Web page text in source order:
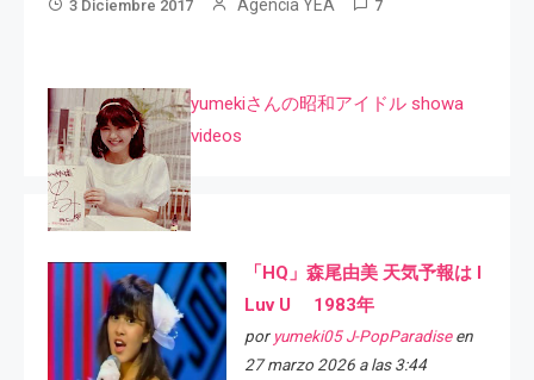
3 Diciembre 2017 Agencia YEA 7
yumekiさんの昭和アイドル showa
videos
「HQ」森尾由美 天気予報は I
Luv U 1983年
por yumeki05 J-PopParadiseen
27 marzo 2026 a las 3:44